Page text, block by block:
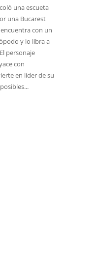
una escueta
una Bucarest
con un
y lo libra a
personaje
con
en líder de su